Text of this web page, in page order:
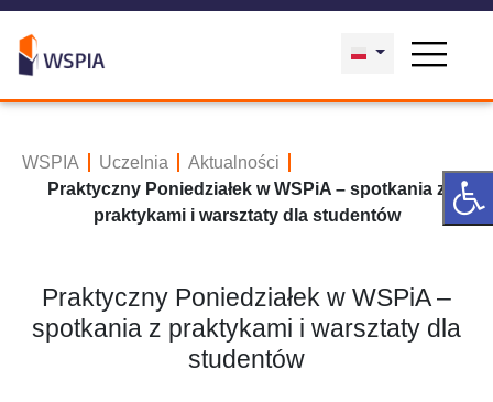
WSPIA Uczelnia
Aktualności
Praktyczny Poniedziałek w WSPiA – spotkania z
praktykami i warsztaty dla studentów
Praktyczny Poniedziałek w WSPiA –
spotkania z praktykami i warsztaty dla
studentów